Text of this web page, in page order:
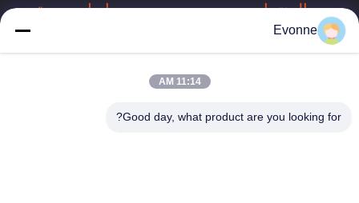
المنتجات روابط سريعة
Evonne
11:14 AM
Good day, what product are you looking for?